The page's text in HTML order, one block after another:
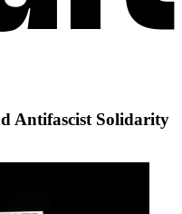
Antifascist Solidarity